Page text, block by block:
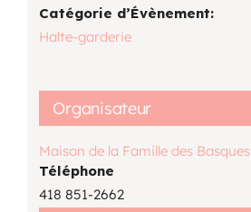
Catégorie d’Évènement:
Halte-garderie
Organisateur
Maison de la Famille des Basques
Téléphone
418 851-2662